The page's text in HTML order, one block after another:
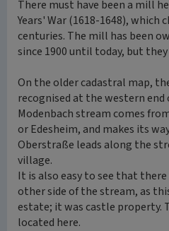
There must have been a mill
Years' War (1618-1648), which
centuries. The mill has been
since 1900 until today, but
On the older cadastral map,
recognised at the western end
Modenbach stream comes
or Edesheim, and makes its
Oberstraße leads along the
village.
It is also easy to see that
other side of the stream, as
estate; it was castle property.
located here.